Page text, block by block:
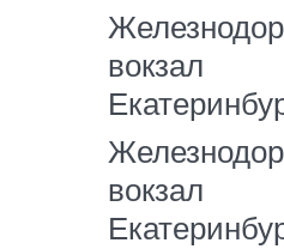
вокзал
вокзал